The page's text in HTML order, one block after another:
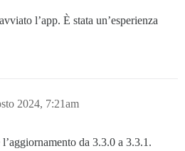
l’app. È stata un’esperienza
2024, 7:21am
da 3.3.0 a 3.3.1.